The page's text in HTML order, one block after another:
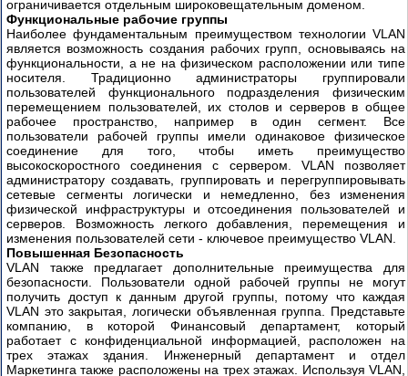
ограничивается отдельным широковещательным доменом.
Функциональные рабочие группы
Наиболее фундаментальным преимуществом технологии VLAN
является возможность создания рабочих групп, основываясь на
функциональности, а не на физическом расположении или типе
носителя. Традиционно администраторы группировали
пользователей функционального подразделения физическим
перемещением пользователей, их столов и серверов в общее
рабочее пространство, например в один сегмент. Все
пользователи рабочей группы имели одинаковое физическое
соединение для того, чтобы иметь преимущество
высокоскоростного соединения с сервером. VLAN позволяет
администратору создавать, группировать и перегруппировывать
сетевые сегменты логически и немедленно, без изменения
физической инфраструктуры и отсоединения пользователей и
серверов. Возможность легкого добавления, перемещения и
изменения пользователей сети - ключевое преимущество VLAN.
Повышенная Безопасность
VLAN также предлагает дополнительные преимущества для
безопасности. Пользователи одной рабочей группы не могут
получить доступ к данным другой группы, потому что каждая
VLAN это закрытая, логически объявленная группа. Представьте
компанию, в которой Финансовый департамент, который
работает с конфиденциальной информацией, расположен на
трех этажах здания. Инженерный департамент и отдел
Маркетинга также расположены на трех этажах. Используя VLAN,